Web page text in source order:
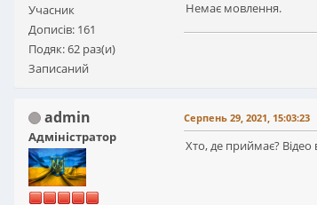
Учасник
Дописів: 161
Подяк: 62 раз(и)
Записаний
Немає мовлення.
admin
Адміністратор
Серпень 29, 2021, 15:03:23
Хто, де приймає? Відео